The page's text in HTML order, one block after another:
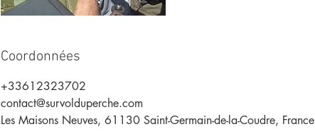
Coordonnées
+33612323702
contact@survolduperche.com
Les Maisons Neuves, 61130 Saint-Germain-de-la-Coudre, France